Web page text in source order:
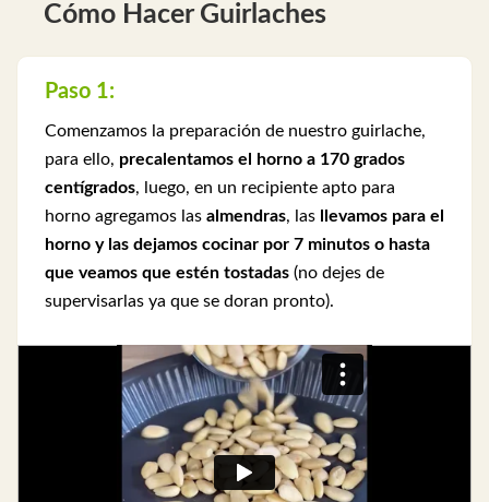
Cómo Hacer Guirlaches
Paso 1:
Comenzamos la preparación de nuestro guirlache,
para ello, precalentamos el horno a 170 grados
centígrados, luego, en un recipiente apto para
horno agregamos las almendras, las
llevamos para el
horno y las dejamos cocinar por 7 minutos o hasta
que veamos que estén tostadas (no dejes de
supervisarlas ya que se doran pronto).